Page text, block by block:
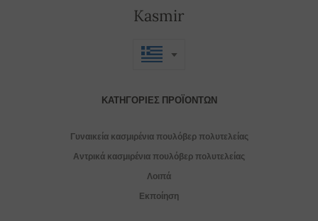
Kasmir
ΚΑΤΗΓΟΡΊΕΣ ΠΡΟΪΌΝΤΩΝ
Γυναικεία κασμιρένια πουλόβερ πολυτελείας
Αντρικά κασμιρένια πουλόβερ πολυτελείας
Λοιπά
Εκποίηση